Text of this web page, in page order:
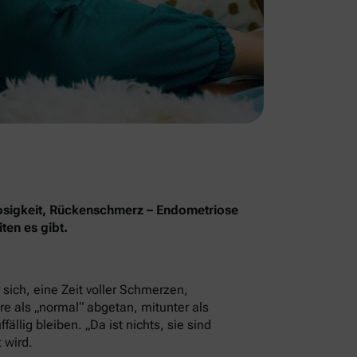
Rückenschmerz – Endometriose
es gibt.
eine Zeit voller Schmerzen,
als „normal“ abgetan, mitunter als
bleiben. „Da ist nichts, sie sind
wird.